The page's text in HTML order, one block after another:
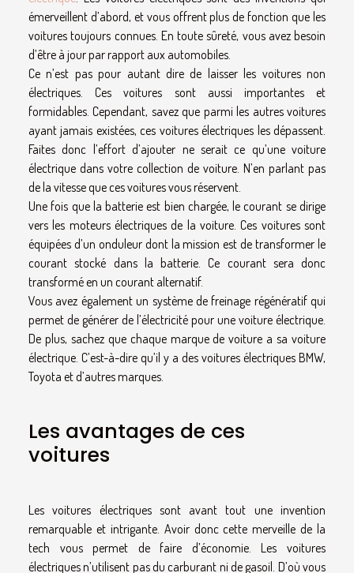
émerveillent d’abord, et vous offrent plus de fonction que les
voitures toujours connues. En toute sûreté, vous avez besoin
d’être à jour par rapport aux automobiles.
Ce n’est pas pour autant dire de laisser les voitures non
électriques. Ces voitures sont aussi importantes et
formidables. Cependant, savez que parmi les autres voitures
ayant jamais existées, ces voitures électriques les dépassent.
Faites donc l’effort d’ajouter ne serait ce qu’une voiture
électrique dans votre collection de voiture. N’en parlant pas
de la vitesse que ces voitures vous réservent.
Une fois que la batterie est bien chargée, le courant se dirige
vers les moteurs électriques de la voiture. Ces voitures sont
équipées d’un onduleur dont la mission est de transformer le
courant stocké dans la batterie. Ce courant sera donc
transformé en un courant alternatif.
Vous avez également un système de freinage régénératif qui
permet de générer de l’électricité pour une voiture électrique.
De plus, sachez que chaque marque de voiture a sa voiture
électrique. C’est-à-dire qu’il y a des voitures électriques BMW,
Toyota et d’autres marques.
Les avantages de ces
voitures
Les voitures électriques sont avant tout une invention
remarquable et intrigante. Avoir donc cette merveille de la
tech vous permet de faire d’économie. Les voitures
électriques n’utilisent pas du carburant ni de gasoil. D’où vous